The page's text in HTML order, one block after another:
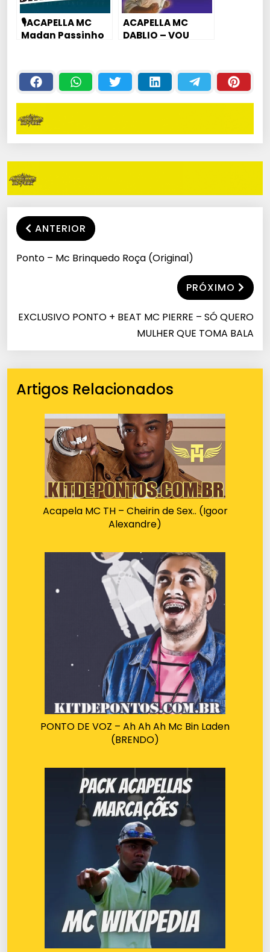
🎙ACAPELLA MC
Madan Passinho
mão
ACAPELLA MC
DABLIO – VOU
MACHUCAR￼
ANTERIOR
Ponto – Mc Brinquedo Roça (Original)
PRÓXIMO
EXCLUSIVO PONTO + BEAT MC PIERRE – SÓ QUERO
MULHER QUE TOMA BALA
Artigos Relacionados
Acapela MC TH – Cheirin de Sex.. (Igoor
Alexandre)
PONTO DE VOZ – Ah Ah Ah Mc Bin Laden
(BRENDO)